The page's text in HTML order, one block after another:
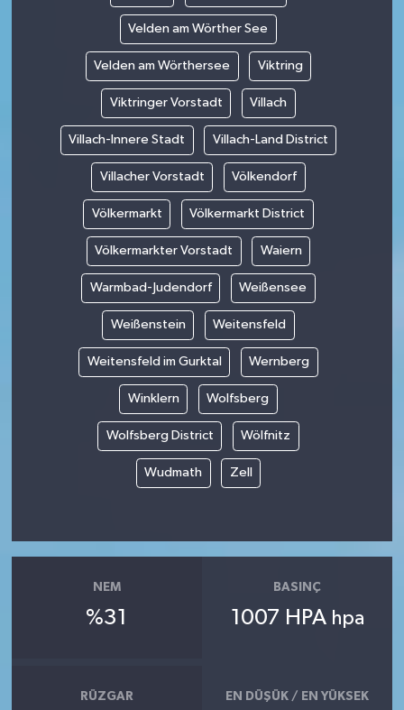
Velden am Wörther See
Velden am Wörthersee Viktring
Viktringer Vorstadt Villach
Villach-Innere Stadt Villach-Land District
Villacher Vorstadt Völkendorf
Völkermarkt Völkermarkt District
Völkermarkter Vorstadt Waiern
Warmbad-Judendorf Weißensee
Weißenstein Weitensfeld
Weitensfeld im Gurktal Wernberg
Winklern Wolfsberg
Wolfsberg District Wölfnitz
Wudmath Zell
NEM
%31
BASINÇ
1007 HPA hpa
RÜZGAR EN DÜŞÜK / EN YÜKSEK